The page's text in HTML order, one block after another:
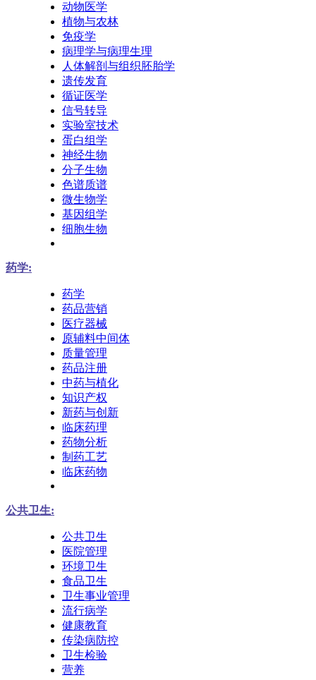
动物医学
植物与农林
免疫学
病理学与病理生理
人体解剖与组织胚胎学
遗传发育
循证医学
信号转导
实验室技术
蛋白组学
神经生物
分子生物
色谱质谱
微生物学
基因组学
细胞生物
药学:
药学
药品营销
医疗器械
原辅料中间体
质量管理
药品注册
中药与植化
知识产权
新药与创新
临床药理
药物分析
制药工艺
临床药物
公共卫生:
公共卫生
医院管理
环境卫生
食品卫生
卫生事业管理
流行病学
健康教育
传染病防控
卫生检验
营养